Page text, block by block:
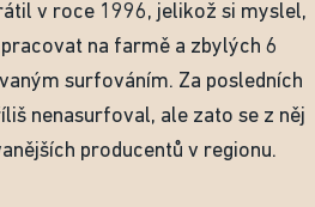
v roce 1996, jelikož si myslel,
na farmě a zbylých 6
surfováním. Za posledních
nenasurfoval, ale zato se z něj
producentů v regionu.